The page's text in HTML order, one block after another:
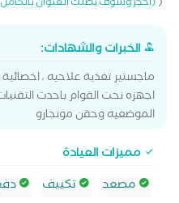
(احجز وسوف يصلك العنوان بالكامل
الخبرات والشهادات:
ماجستير تغذية علاحيه ،
اجهزه نحت القوام باحدث
الموضعيه وحقن مونجارو
مميزات العيادة
مصعد
تكييف